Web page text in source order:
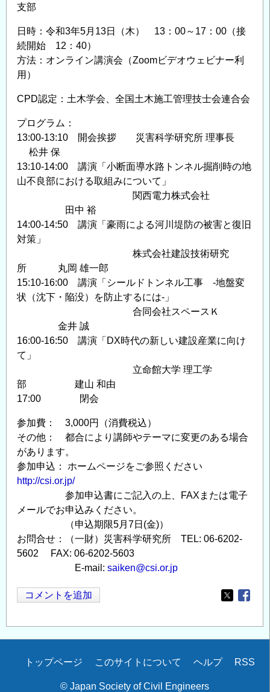
支部
日時：令和3年5月13日（木） 13：00～17：00（接
続開始 12：40）
方法：オンライン講演会（Zoomビデオウェビナー利
用）
CPD認定：土木学会、全国土木施工管理技士会連合会
プログラム：
13:00-13:10 開会挨拶 災害科学研究所 理事長
松井 保
13:10-14:00 講演「小断面導水路トンネル掘削時の地
山不良部における取組みについて」
関西電力株式会社
田中 裕
14:00-14:50 講演「豪雨による河川堤防の被害と復旧
対策」
株式会社建設技術研究
所 丸岡 雄一郎
15:10-16:00 講演「シールドトンネル工事 ‐地盤変
状（沈下・陥没）を防止するには‐」
合同会社スペースＫ
金井 誠
16:00-16:50 講演「DX時代の新しい建設産業に向け
て」
立命館大学 理工学
部 建山 和由
17:00 閉会
参加費： 3,000円（消費税込）
その他： 都合により講師やテーマに変更のある場合
があります。
参加申込： ホームページをご参照ください
http://csi.or.jp/
参加申込書にご記入の上、FAXまたは電子
メールでお申込みください。
（申込期限5月7日(金)）
お問合せ：（一財）災害科学研究所 TEL: 06-6202-
5602 FAX: 06-6202-5603
E-mail: saiken@csi.or.jp
コメントを追加
Opens in
Secondary
トップページ このサイトについて ヘルプ RSS
© Japan Society of Civil Engineers